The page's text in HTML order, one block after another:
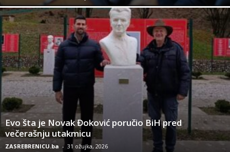
Evo šta je Novak Đoković poručio BiH pred
večerašnju utakmicu
ZASREBRENICU.ba - 31 ožujka, 2026